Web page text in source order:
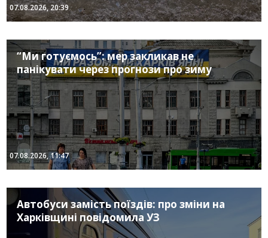
07.08.2026, 20:39
“Ми готуємось”: мер закликав не
панікувати через прогнози про зиму
07.08.2026, 11:47
Автобуси замість поїздів: про зміни на
Харківщині повідомила УЗ